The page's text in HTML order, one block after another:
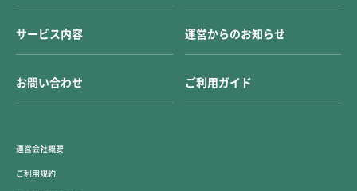
サービス内容 運営からのお知らせ
お問い合わせ ご利用ガイド
運営会社概要
ご利用規約